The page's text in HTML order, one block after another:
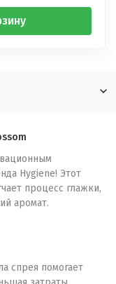
Hygiene! Этот
процесс глажки,
аромат.
спрея помогает